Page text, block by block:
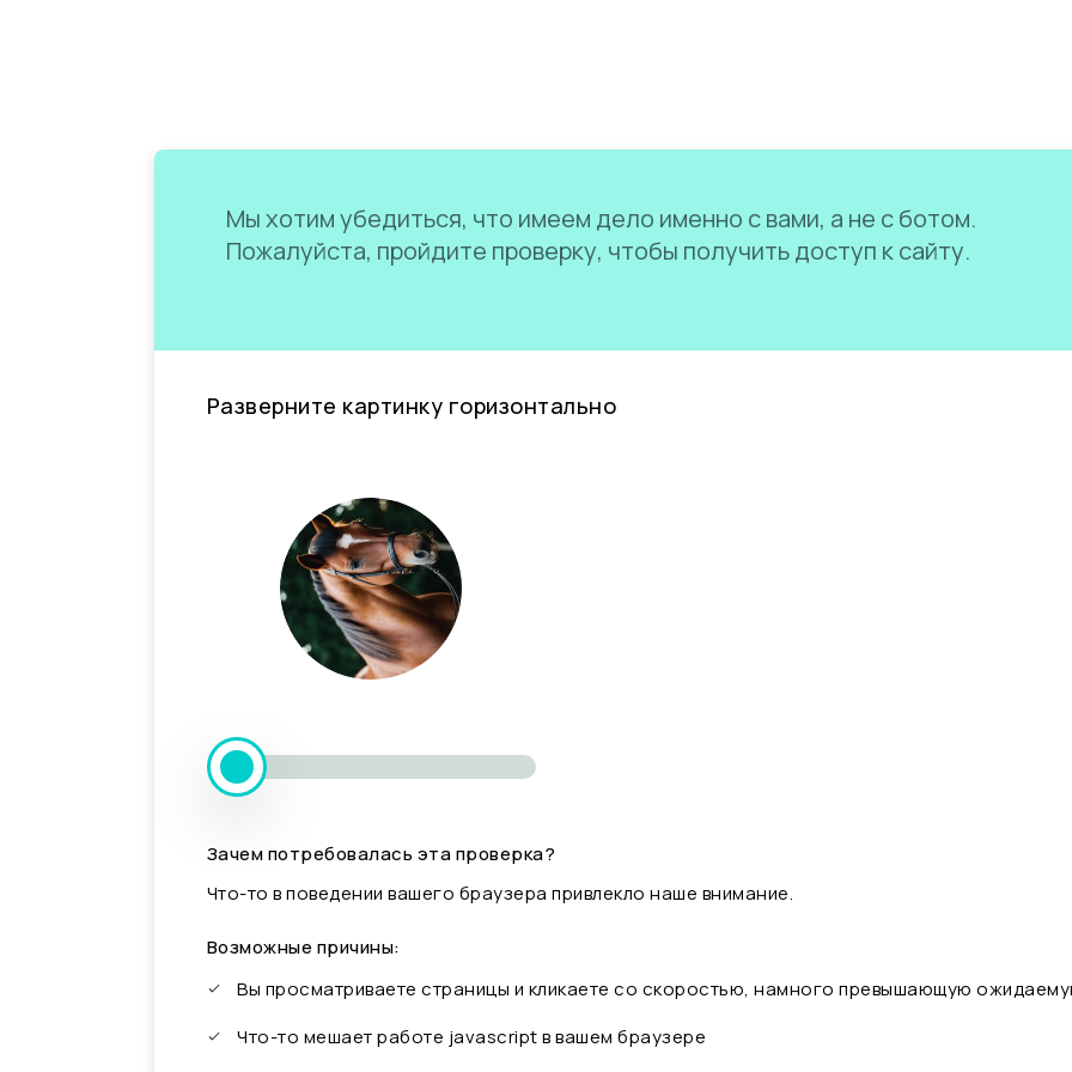
Мы хотим убедиться, что имеем дело именно с вами, а не с ботом.
Пожалуйста, пройдите проверку, чтобы получить доступ к сайту.
Разверните картинку горизонтально
Зачем потребовалась эта проверка?
Что-то в поведении вашего браузера привлекло наше внимание.
Возможные причины:
Вы просматриваете страницы и кликаете со скоростью, намного превышающую
Что-то мешает работе javascript в вашем браузере